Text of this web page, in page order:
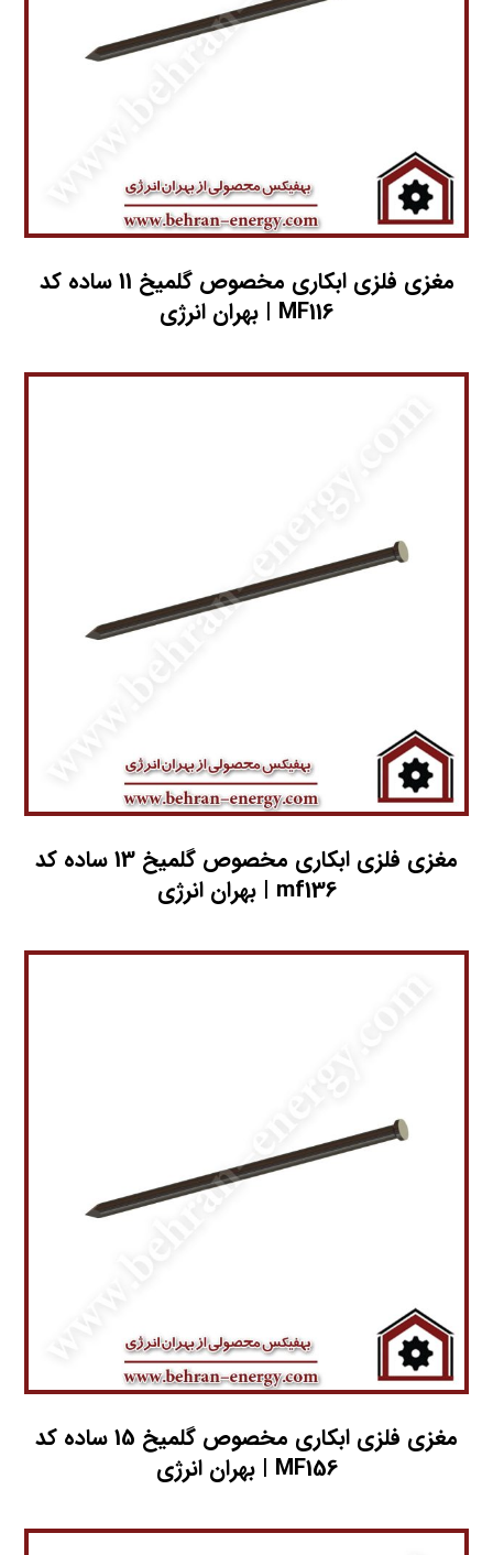
مغزي فلزي ابکاري مخصوص گلمیخ 11 ساده کد
MF116 | بهران انرژی
مغزي فلزي ابکاري مخصوص گلمیخ 13 ساده کد
mf136 | بهران انرژی
مغزي فلزي ابکاري مخصوص گلمیخ 15 ساده کد
MF156 | بهران انرژی